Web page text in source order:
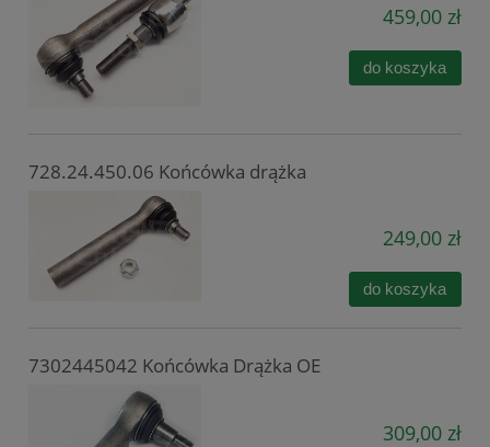
459,00 zł
do koszyka
728.24.450.06 Końcówka drążka
249,00 zł
do koszyka
7302445042 Końcówka Drążka OE
309,00 zł